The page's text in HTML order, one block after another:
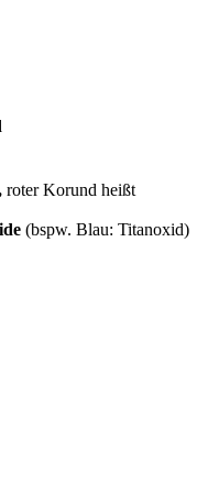
roter Korund heißt
(bspw. Blau: Titanoxid)